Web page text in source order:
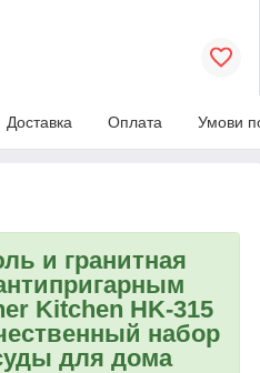
Доставка Оплата Умови
и гранитная
Kitchen HK-315
набор
для дома